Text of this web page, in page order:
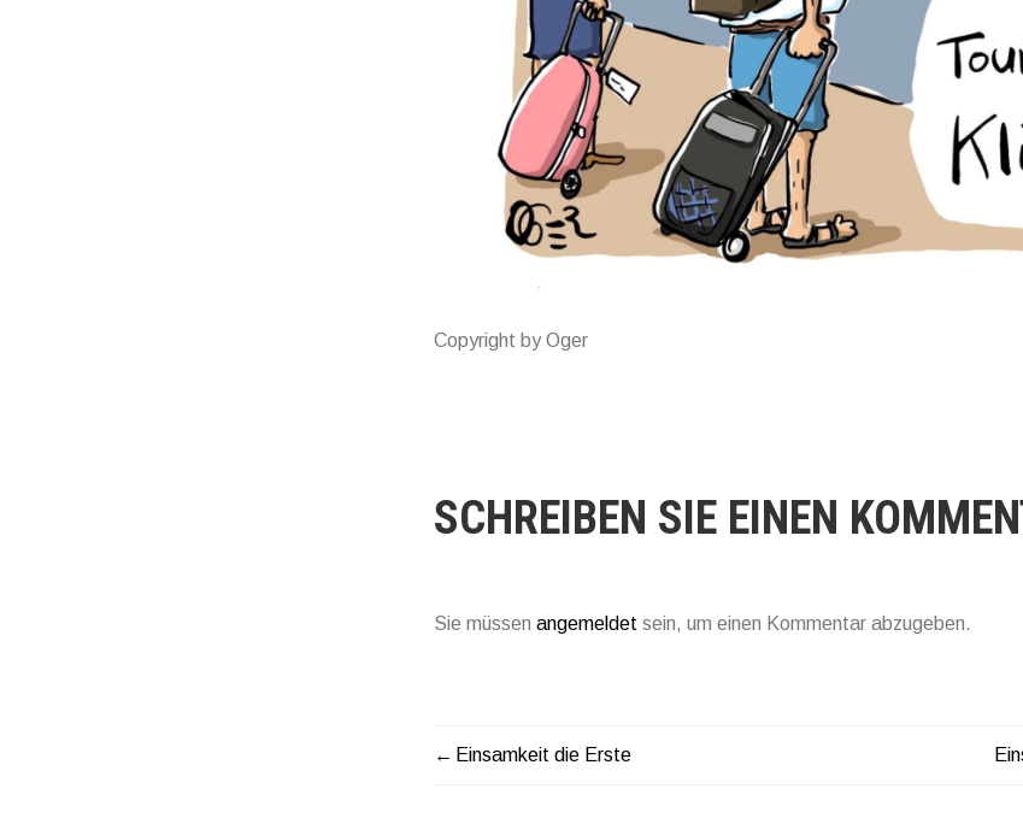
Copyright by Oger
SCHREIBEN SIE EINEN
Sie müssen angemeldet sein, um einen Kommentar abzugeben.
BEITRAGSNAVIGATION
Einsamkeit die Erste